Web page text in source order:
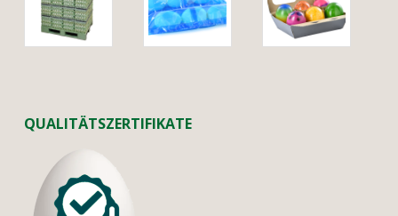
QUALITÄTSZERTIFIKATE